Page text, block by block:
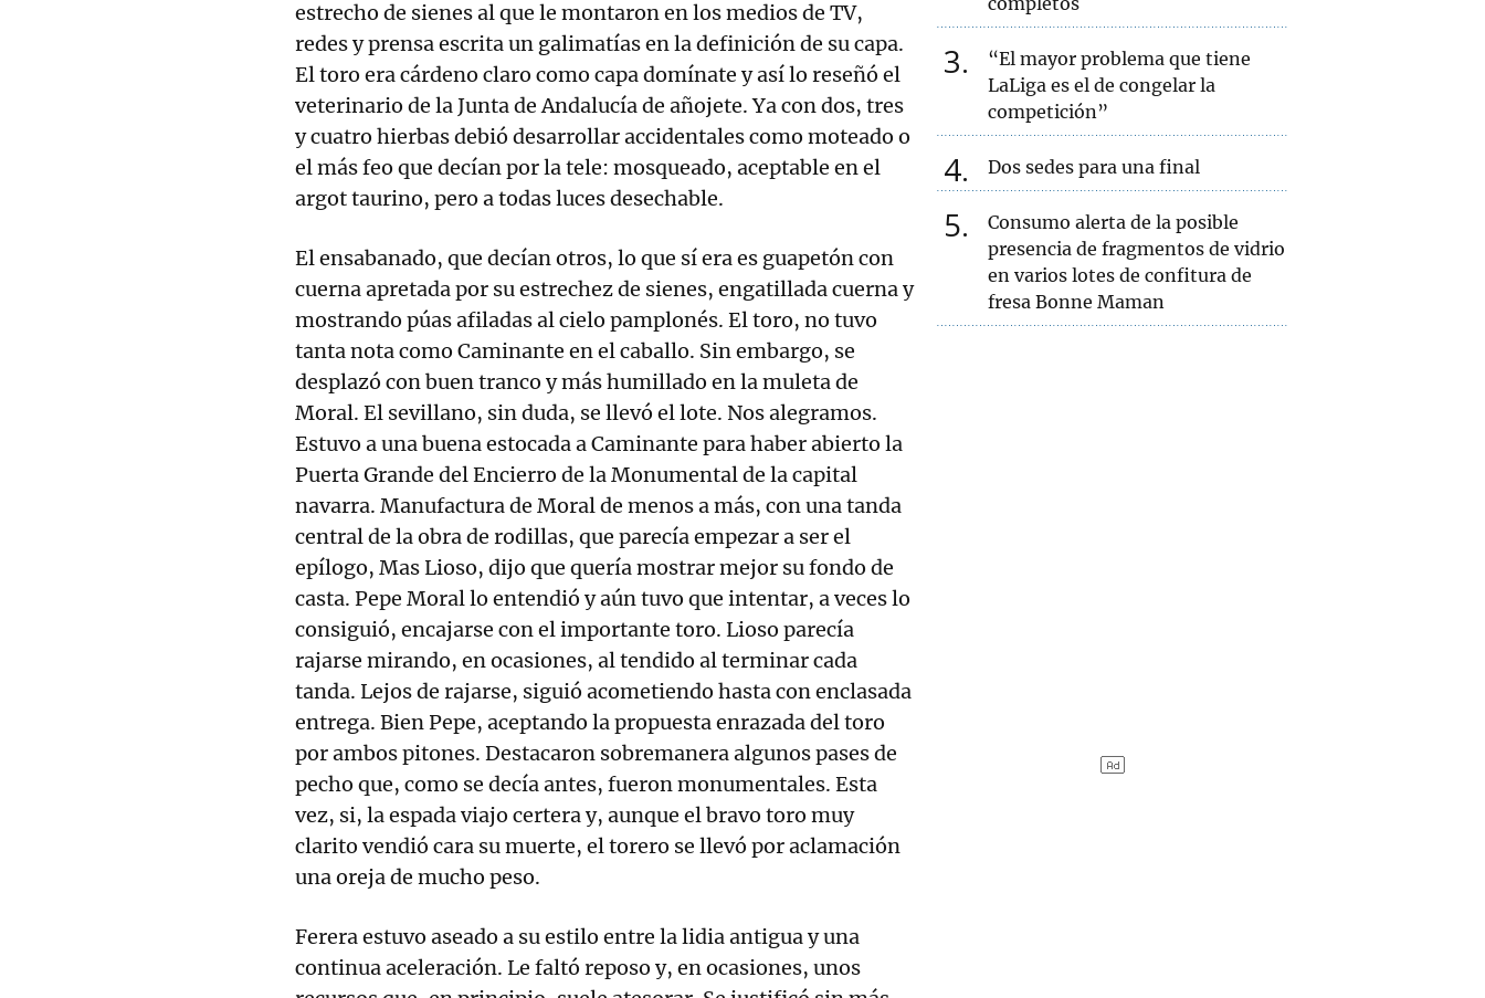
estrecho de sienes al que le montaron en los medios de TV,
redes y prensa escrita un galimatías en la definición de su capa.
El toro era cárdeno claro como capa domínate y así lo reseñó el
veterinario de la Junta de Andalucía de añojete. Ya con dos, tres
y cuatro hierbas debió desarrollar accidentales como moteado o
el más feo que decían por la tele: mosqueado, aceptable en el
argot taurino, pero a todas luces desechable.
El ensabanado, que decían otros, lo que sí era es guapetón con
cuerna apretada por su estrechez de sienes, engatillada cuerna y
mostrando púas afiladas al cielo pamplonés. El toro, no tuvo
tanta nota como Caminante en el caballo. Sin embargo, se
desplazó con buen tranco y más humillado en la muleta de
Moral. El sevillano, sin duda, se llevó el lote. Nos alegramos.
Estuvo a una buena estocada a Caminante para haber abierto la
Puerta Grande del Encierro de la Monumental de la capital
navarra. Manufactura de Moral de menos a más, con una tanda
central de la obra de rodillas, que parecía empezar a ser el
epílogo, Mas Lioso, dijo que quería mostrar mejor su fondo de
casta. Pepe Moral lo entendió y aún tuvo que intentar, a veces lo
consiguió, encajarse con el importante toro. Lioso parecía
rajarse mirando, en ocasiones, al tendido al terminar cada
tanda. Lejos de rajarse, siguió acometiendo hasta con enclasada
entrega. Bien Pepe, aceptando la propuesta enrazada del toro
por ambos pitones. Destacaron sobremanera algunos pases de
pecho que, como se decía antes, fueron monumentales. Esta
vez, si, la espada viajo certera y, aunque el bravo toro muy
clarito vendió cara su muerte, el torero se llevó por aclamación
una oreja de mucho peso.
Ferera estuvo aseado a su estilo entre la lidia antigua y una
continua aceleración. Le faltó reposo y, en ocasiones, unos
3
“El mayor problema que tiene
LaLiga es el de congelar la
competición”
4 Dos sedes para una final
5
Consumo alerta de la posible
presencia de fragmentos de vidrio
en varios lotes de confitura de
fresa Bonne Maman